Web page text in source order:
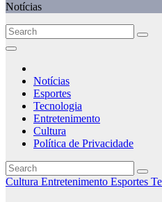
Notícias
Notícias
Esportes
Tecnologia
Entretenimento
Cultura
Política de Privacidade
Cultura Entretenimento Esportes